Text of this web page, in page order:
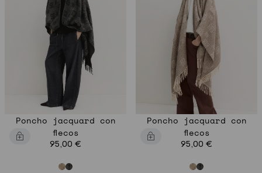
Poncho jacquard con
flecos
95,00 €
Poncho jacquard con
flecos
95,00 €